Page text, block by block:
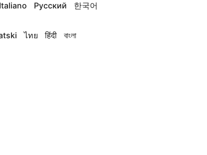
Italiano Русский 한국어
ไทย हिंदी বাংলা